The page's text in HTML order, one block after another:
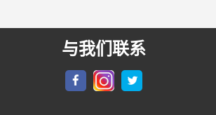
与我们联系